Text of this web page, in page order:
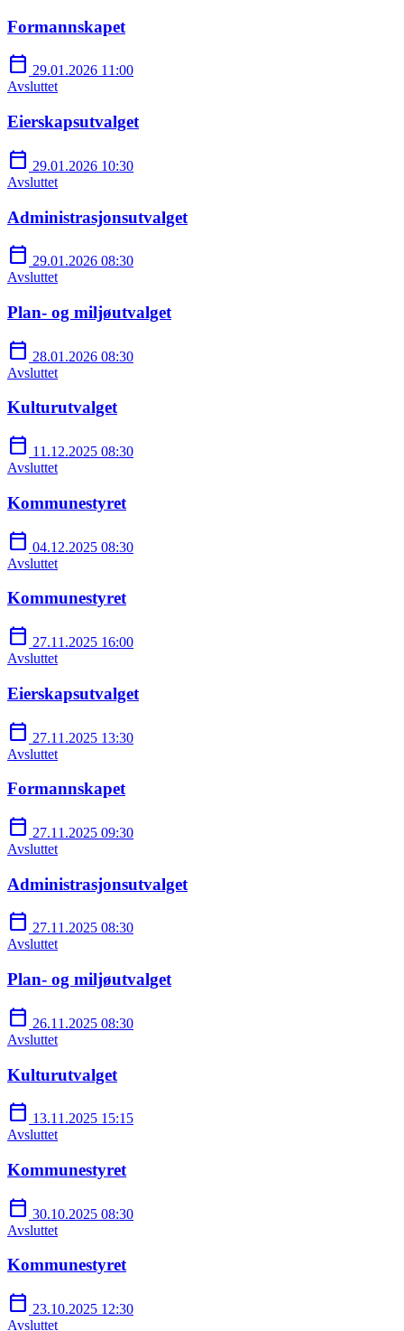
Formannskapet
calendar_today 29.01.2026 11:00
Avsluttet
Eierskapsutvalget
calendar_today 29.01.2026 10:30
Avsluttet
Administrasjonsutvalget
calendar_today 29.01.2026 08:30
Avsluttet
Plan- og miljøutvalget
calendar_today 28.01.2026 08:30
Avsluttet
Kulturutvalget
calendar_today 11.12.2025 08:30
Avsluttet
Kommunestyret
calendar_today 04.12.2025 08:30
Avsluttet
Kommunestyret
calendar_today 27.11.2025 16:00
Avsluttet
Eierskapsutvalget
calendar_today 27.11.2025 13:30
Avsluttet
Formannskapet
calendar_today 27.11.2025 09:30
Avsluttet
Administrasjonsutvalget
calendar_today 27.11.2025 08:30
Avsluttet
Plan- og miljøutvalget
calendar_today 26.11.2025 08:30
Avsluttet
Kulturutvalget
calendar_today 13.11.2025 15:15
Avsluttet
Kommunestyret
calendar_today 30.10.2025 08:30
Avsluttet
Kommunestyret
calendar_today 23.10.2025 12:30
Avsluttet